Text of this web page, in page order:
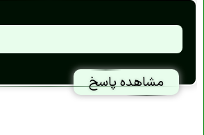
مشاهده پاسخ